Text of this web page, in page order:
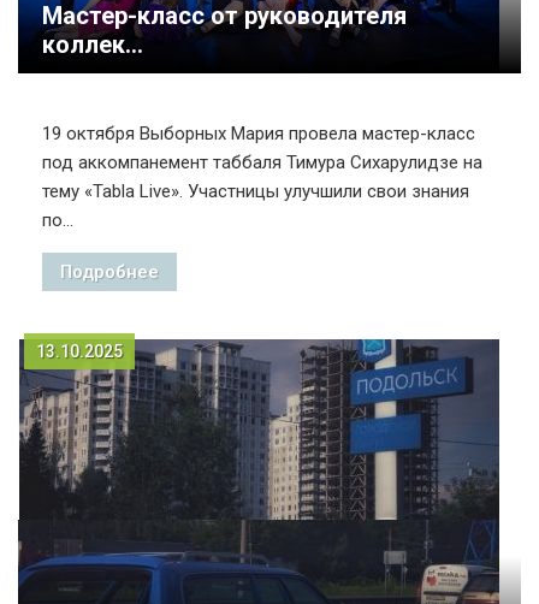
Мастер-класс от руководителя
коллек...
19 октября Выборных Мария провела мастер-класс
под аккомпанемент таббаля Тимура Сихарулидзе на
тему «Tabla Live». Участницы улучшили свои знания
по...
Подробнее
13.10.2025